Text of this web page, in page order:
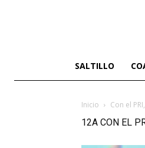
SALTILLO
Inicio Con el
12A CON EL